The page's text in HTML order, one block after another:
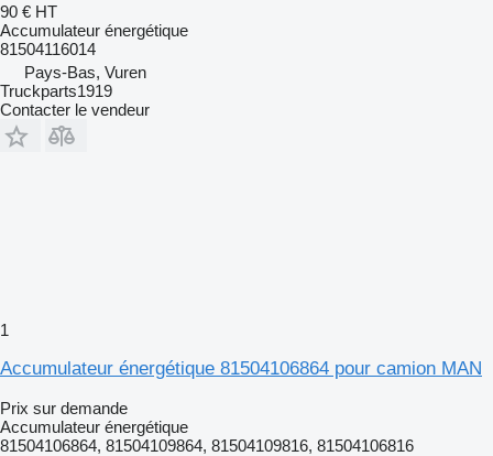
90 € HT
Accumulateur énergétique
81504116014
Pays-Bas, Vuren
Truckparts1919
Contacter le vendeur
1
Accumulateur énergétique 81504106864 pour camion MAN
Prix sur demande
Accumulateur énergétique
81504106864, 81504109864, 81504109816, 81504106816